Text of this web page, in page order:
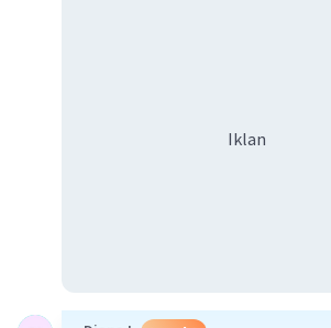
Iklan